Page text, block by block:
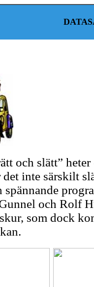
och slätt”
det inte särskilt
och Rolf
som dock